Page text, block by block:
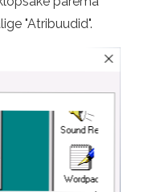
"Atribuudid".